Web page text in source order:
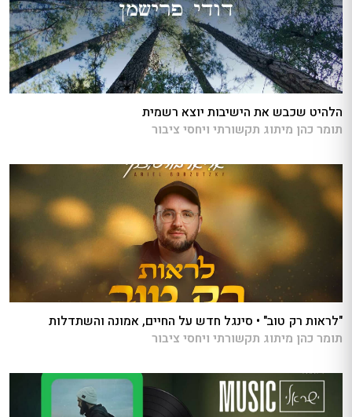
הלהיט שכבש את הישיבות יוצא רשמית
תומר כהן מיתוג תקשורתי ויחסי ציבור
"לראות רק טוב" • סינגל חדש על החיים, אמונה והשתדלות
תומר כהן מיתוג תקשורתי ויחסי ציבור